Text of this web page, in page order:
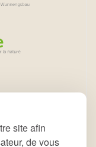
site afin
de vous